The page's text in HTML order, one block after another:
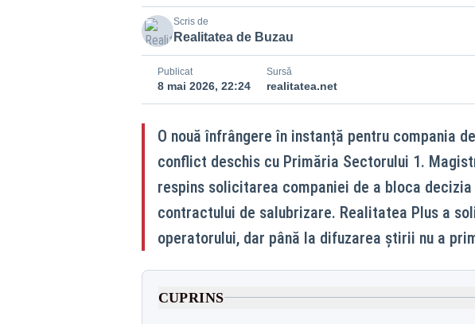
Scris de
Realitatea de Buzau
Publicat
8 mai 2026, 22:24
Sursă
realitatea.net
O nouă înfrângere în instanță pentru compania
conflict deschis cu Primăria Sectorului 1.
respins solicitarea companiei de a bloca
contractului de salubrizare. Realitatea Plus a
operatorului, dar până la difuzarea știrii nu a
CUPRINS